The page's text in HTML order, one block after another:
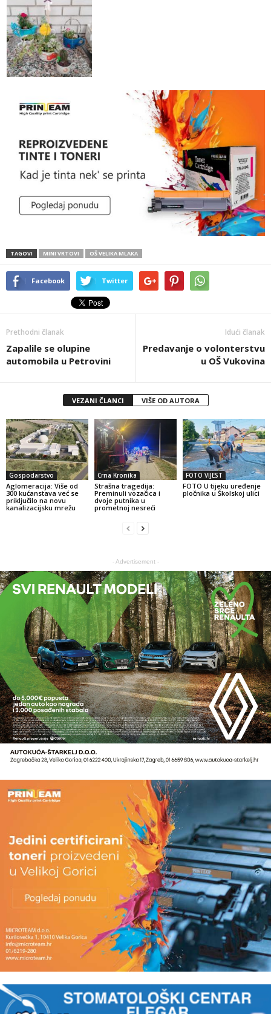
TAGOVI MINI VRTOVI OŠ VELIKA MLAKA
Facebook Twitter
Prethodni članak
Zapalile se olupine
automobila u Petrovini
Idući članak
Predavanje o volonterstvu
u OŠ Vukovina
VEZANI ČLANCI VIŠE OD AUTORA
Gospodarstvo
Aglomeracija: Više od
300 kućanstava već se
priključilo na novu
kanalizacijsku mrežu
Crna Kronika
Strašna tragedija:
Preminuli vozačica i
dvoje putnika u
prometnoj nesreći
FOTO VIJEST
FOTO U tijeku uređenje
pločnika u Školskoj ulici
- Advertisement -